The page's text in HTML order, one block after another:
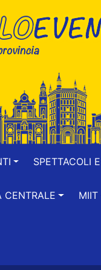
SPETTACOLI
CENTRALE MIIT